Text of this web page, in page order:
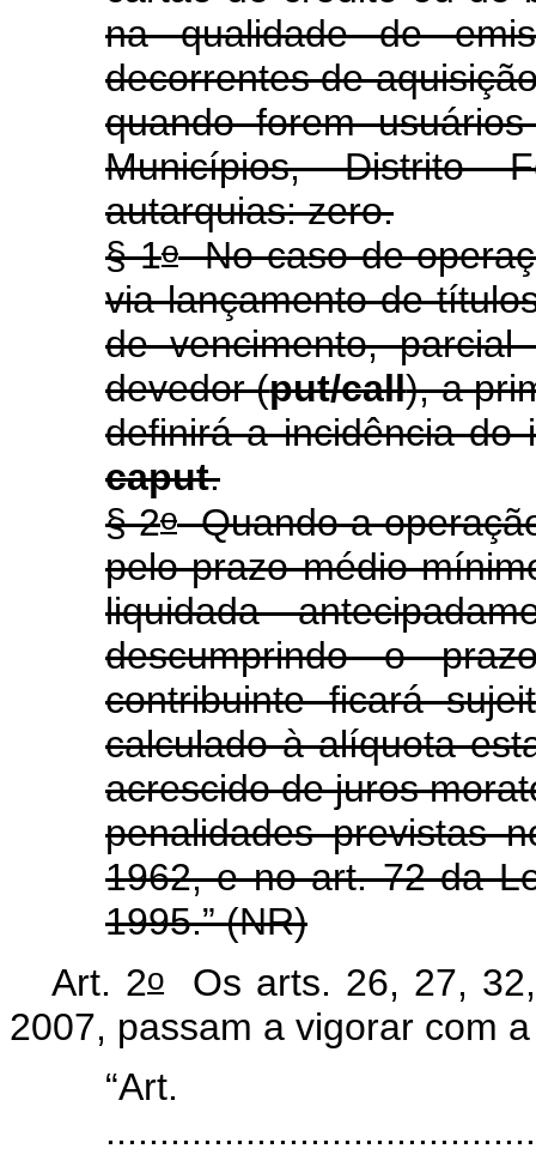
na qualidade de
decorrentes de
quando forem
Municípios, Distrito
autarquias: zero.
§ 1oNo caso de
via lançamento de
de vencimento,
devedor (put/call), a
definirá a incidência do
caput.
§ 2oQuando a
pelo prazo médio
liquidada
descumprindo o
contribuinte ficará
calculado à alíquota
acrescido de juros
penalidades previstas
1962, e no art. 72 da
1995.” (NR)
Art. 2o
Os arts. 26, 27,
2007, passam a vigorar com